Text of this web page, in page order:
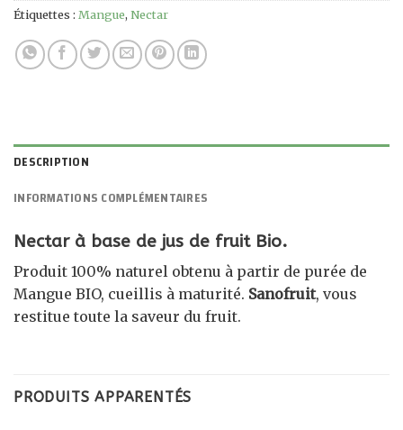
Étiquettes : Mangue, Nectar
DESCRIPTION
INFORMATIONS COMPLÉMENTAIRES
Nectar à base de jus de fruit Bio.
Produit 100% naturel obtenu à partir de purée de
Mangue BIO, cueillis à maturité. Sanofruit, vous
restitue toute la saveur du fruit.
PRODUITS APPARENTÉS